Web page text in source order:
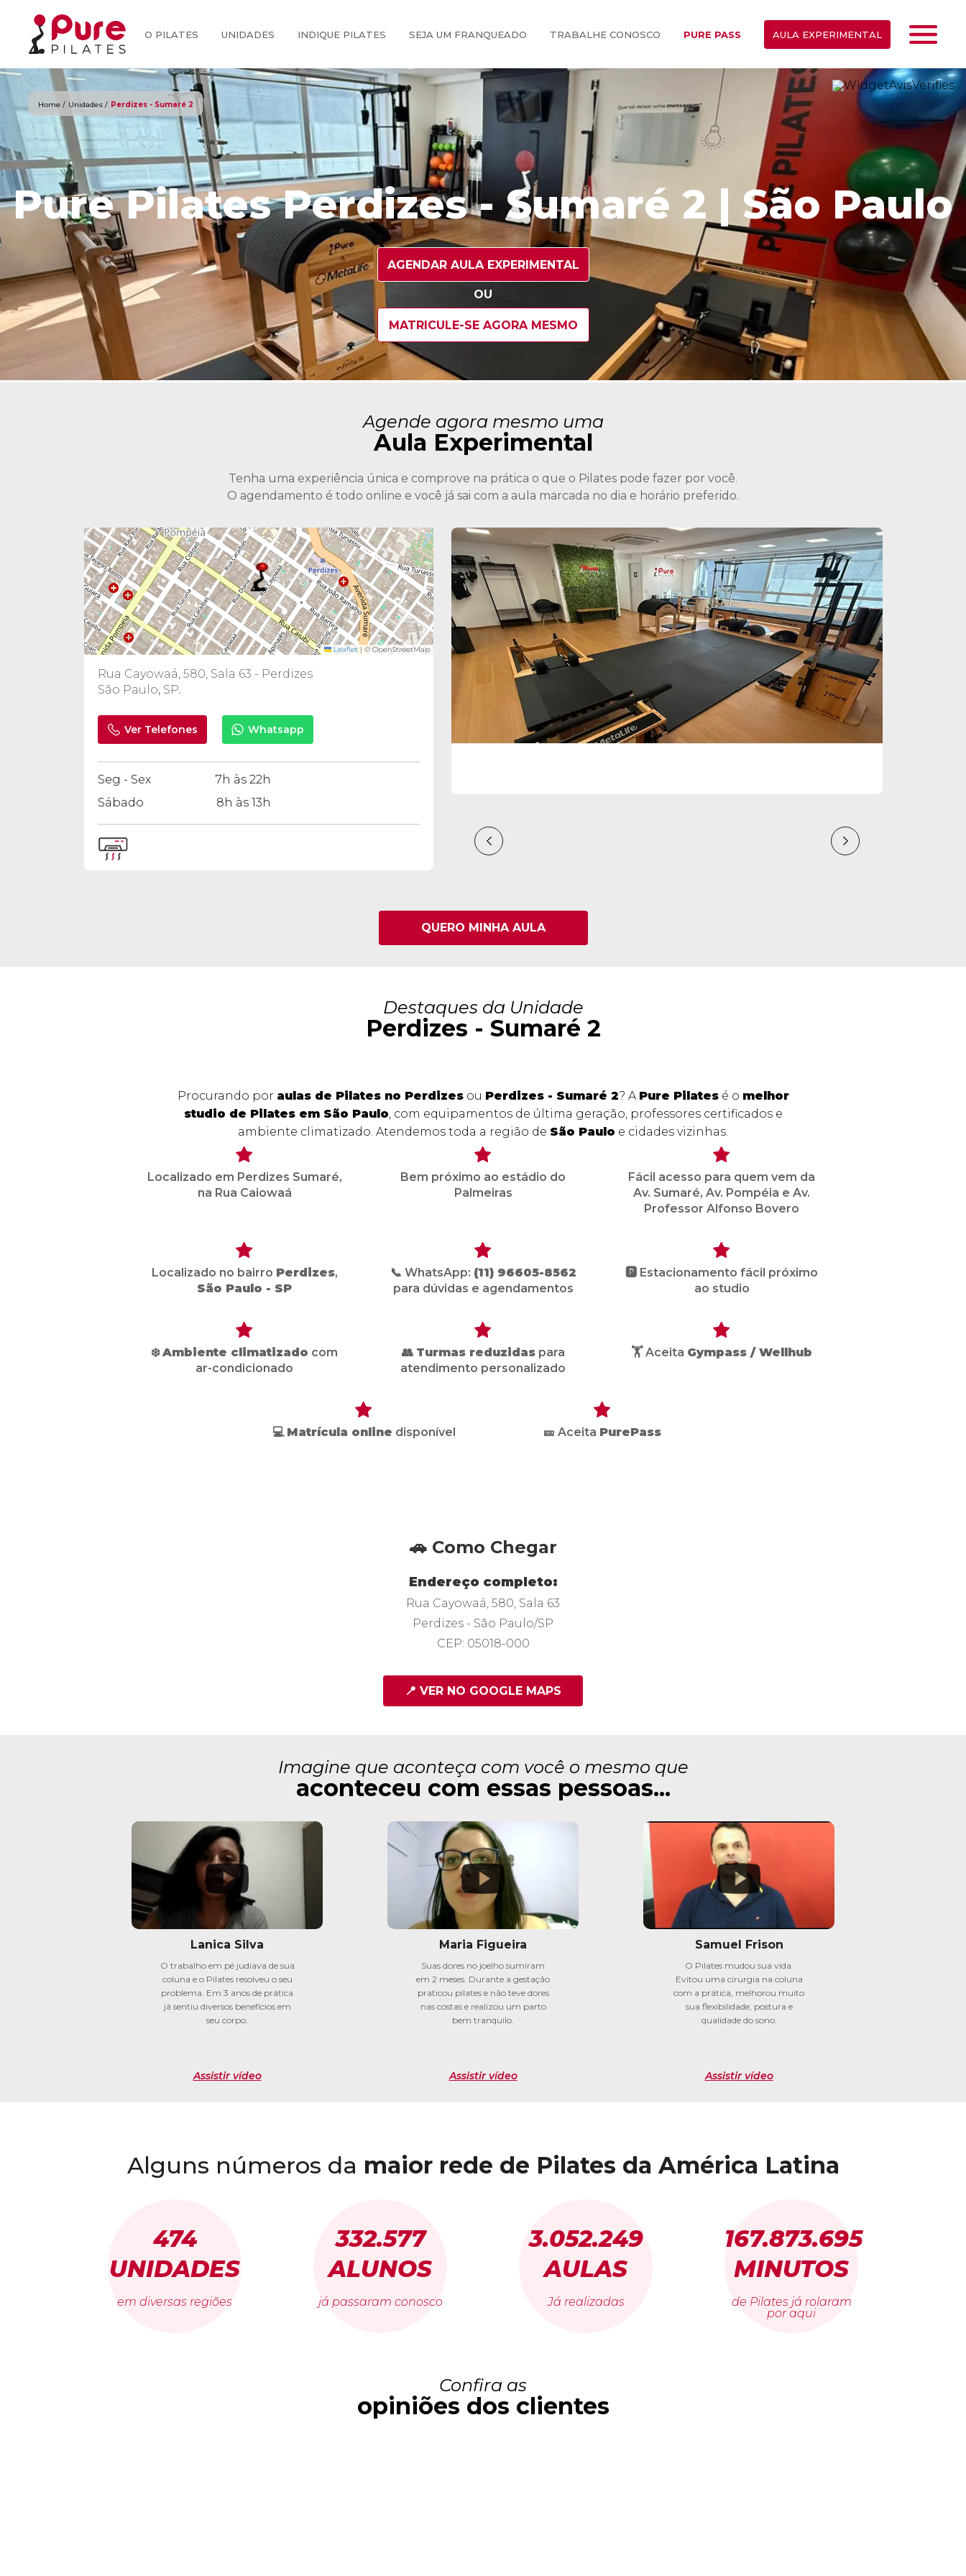
O PILATES UNIDADES INDIQUE PILATES SEJA UM FRANQUEADO TRABALHE CONOSCO PURE PASS AULA EXPERIMENTAL
Home / Unidades / Perdizes - Sumaré 2
Pure Pilates Perdizes - Sumaré 2 | São Paulo
AGENDAR AULA EXPERIMENTAL
OU
MATRICULE-SE AGORA MESMO
Agende agora mesmo uma
Aula Experimental
Tenha uma experiência única e comprove na prática o que o Pilates pode fazer por você.
O agendamento é todo online e você já sai com a aula marcada no dia e horário preferido.
Leaflet | © OpenStreetMap
Rua Cayowaá, 580, Sala 63 - Perdizes
São Paulo, SP.
Ver Telefones Whatsapp
Seg - Sex
7h às 22h
Sábado
8h às 13h
QUERO MINHA AULA
Destaques da Unidade
Perdizes - Sumaré 2
Procurando por aulas de Pilates no Perdizesou Perdizes - Sumaré 2? A Pure Pilatesé o melhor
studio de Pilates em São Paulo, com equipamentos de última geração, professores certificados e
ambiente climatizado. Atendemos toda a região de São Paulo e cidades vizinhas.
Localizado em Perdizes Sumaré,
na Rua Caiowaá
Bem próximo ao estádio do
Palmeiras
Fácil acesso para quem vem da
Av. Sumaré, Av. Pompéia e Av.
Professor Alfonso Bovero
Localizado no bairro Perdizes,
São Paulo - SP
📞 WhatsApp: (11) 96605-8562
para dúvidas e agendamentos
🅿️ Estacionamento fácil próximo
ao studio
❄️Ambiente climatizado com
ar-condicionado
👥 Turmas reduzidaspara
atendimento personalizado
🏋️ Aceita Gympass / Wellhub
💻 Matrícula online disponível 🎫 Aceita PurePass
🚗 Como Chegar
Endereço completo:
Rua Cayowaá, 580, Sala 63
Perdizes - São Paulo/SP
CEP: 05018-000
📍 VER NO GOOGLE MAPS
Imagine que aconteça com você o mesmo que
aconteceu com essas pessoas...
Lanica Silva
O trabalho em pé judiava de sua
coluna e o Pilates resolveu o seu
problema. Em 3 anos de prática
já sentiu diversos benefícios em
seu corpo.
Assistir vídeo
Maria Figueira
Suas dores no joelho sumiram
em 2 meses. Durante a gestação
praticou pilates e não teve dores
nas costas e realizou um parto
bem tranquilo.
Assistir vídeo
Samuel Frison
O Pilates mudou sua vida.
Evitou uma cirurgia na coluna
com a prática, melhorou muito
sua flexibilidade, postura e
qualidade do sono.
Assistir vídeo
Alguns números da maior rede de Pilates da América Latina
474
UNIDADES
em diversas regiões
332.577
ALUNOS
já passaram conosco
3.052.249
AULAS
Já realizadas
167.873.695
MINUTOS
de Pilates já rolaram
por aqui
Confira as
opiniões dos clientes